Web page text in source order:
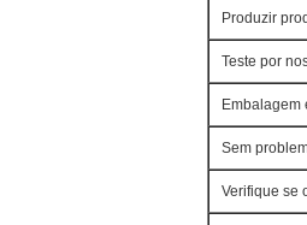
Produzir
Teste por
Embalagem
Sem
Verifique se